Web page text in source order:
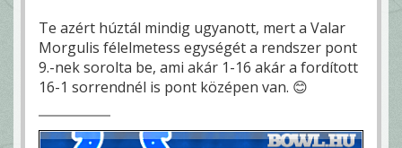
Te azért húztál mindig ugyanott, mert a Valar
Morgulis félelmetess egységét a rendszer pont
9.-nek sorolta be, ami akár 1-16 akár a fordított
16-1 sorrendnél is pont középen van. 😊